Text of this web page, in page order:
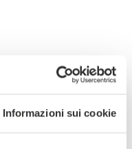
Informazioni sui cookie